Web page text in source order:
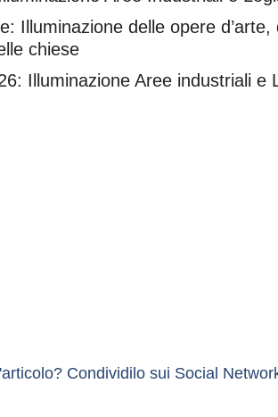
Illuminazione delle opere
chiese
Illuminazione Aree industriali e
Condividilo sui Social